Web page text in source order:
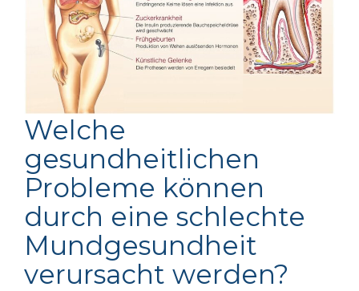
Welche
gesundheitlichen
Probleme können
durch eine schlechte
Mundgesundheit
verursacht werden?